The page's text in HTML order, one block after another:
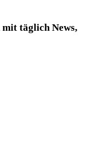
täglich News,